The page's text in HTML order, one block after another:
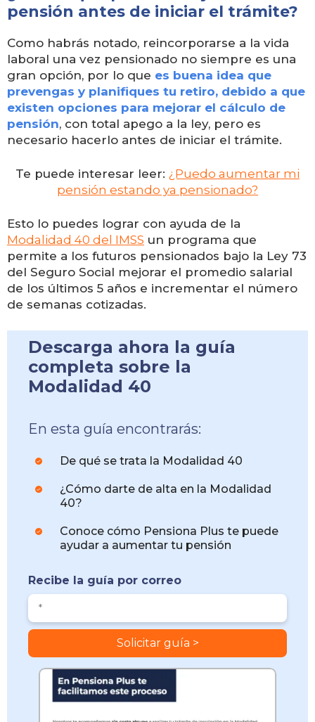
pensión antes de iniciar el trámite?
Como habrás notado, reincorporarse a la vida
laboral una vez pensionado no siempre es una
gran opción, por lo que es buena idea que
prevengas y planifiques tu retiro, debido a que
existen opciones para mejorar el cálculo de
pensión, con total apego a la ley, pero es
necesario hacerlo antes de iniciar el trámite.
Te puede interesar leer: ¿Puedo aumentar mi
pensión estando ya pensionado?
Esto lo puedes lograr con ayuda de la
Modalidad 40 del IMSS un programa que
permite a los futuros pensionados bajo la Ley 73
del Seguro Social mejorar el promedio salarial
de los últimos 5 años e incrementar el número
de semanas cotizadas.
Descarga ahora la guía
completa sobre la
Modalidad 40
En esta guía encontrarás:
De qué se trata la Modalidad 40
¿Cómo darte de alta en la Modalidad
40?
Conoce cómo Pensiona Plus te puede
ayudar a aumentar tu pensión
Recibe la guía por correo